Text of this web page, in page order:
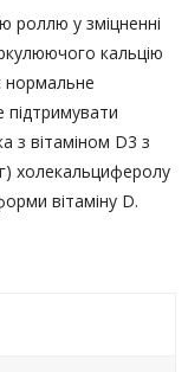
роллю у зміцненні
кальцію
нормальне
підтримувати
з вітаміном D3 з
холекальциферолу
вітаміну D.